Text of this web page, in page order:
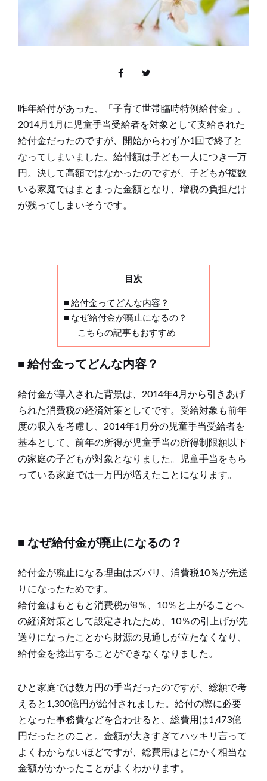
昨年給付があった、「子育て世帯臨時特例給付金」。
2014月1月に児童手当受給者を対象として支給された
給付金だったのですが、開始からわずか1回で終了と
なってしまいました。給付額は子ども一人につき一万
円。決して高額ではなかったのですが、子どもが複数
いる家庭ではまとまった金額となり、増税の負担だけ
が残ってしまいそうです。
目次
■ 給付金ってどんな内容？
■ なぜ給付金が廃止になるの？
こちらの記事もおすすめ
■ 給付金ってどんな内容？
給付金が導入された背景は、2014年4月から引きあげ
られた消費税の経済対策としてです。受給対象も前年
度の収入を考慮し、2014年1月分の児童手当受給者を
基本として、前年の所得が児童手当の所得制限額以下
の家庭の子どもが対象となりました。児童手当をもら
っている家庭では一万円が増えたことになります。
■ なぜ給付金が廃止になるの？
給付金が廃止になる理由はズバリ、消費税10％が先送
りになったためです。
給付金はもともと消費税が8％、10％と上がることへ
の経済対策として設定されたため、10％の引上げが先
送りになったことから財源の見通しが立たなくなり、
給付金を捻出することができなくなりました。
ひと家庭では数万円の手当だったのですが、総額で考
えると1,300億円が給付されました。給付の際に必要
となった事務費などを合わせると、総費用は1,473億
円だったとのこと。金額が大きすぎてハッキリ言って
よくわからないほどですが、総費用はとにかく相当な
金額がかかったことがよくわかります。